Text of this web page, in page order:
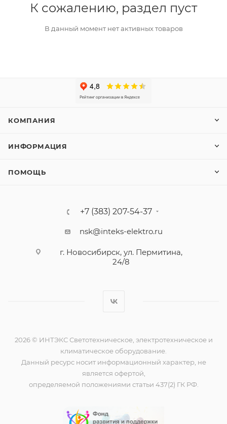
К сожалению, раздел пуст
В данный момент нет активных товаров
КОМПАНИЯ
ИНФОРМАЦИЯ
ПОМОЩЬ
+7 (383) 207-54-37
nsk@inteks-elektro.ru
г. Новосибирск, ул. Пермитина,
24/8
2026 © ИНТЭКС Светотехническое, электротехническое и
климатическое оборудование.
Данный ресурс носит информационный характер, не
является офертой,
определяемой положениями статьи 437(2) ГК РФ.